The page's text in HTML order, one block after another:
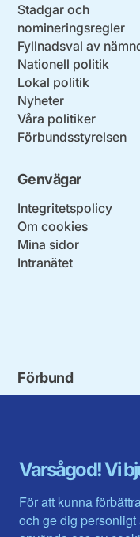
Varsågod! Vi
För att kunna
och ge dig
Stadgar och
nomineringsregler
Fyllnadsval av
Nationell politik
Lokal politik
Nyheter
Våra politiker
Förbundsstyrelsen
Genvägar
Integritetspolicy
Om cookies
Mina sidor
Intranätet
Förbund
Gävleborg
Halland
Jämtlands län
Jönköpings län
Kalmar län